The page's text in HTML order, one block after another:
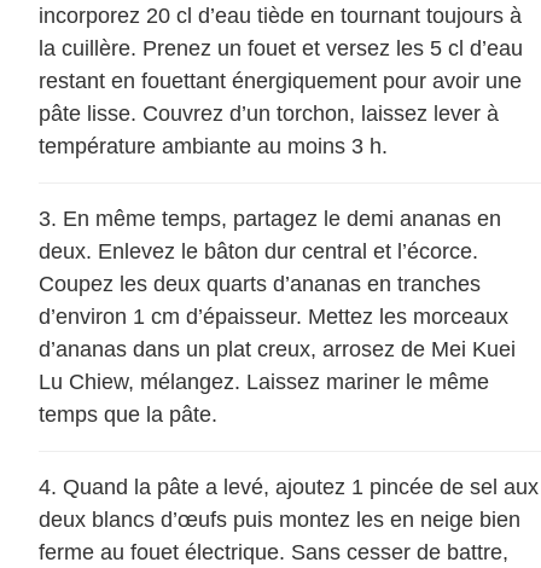
incorporez 20 cl d’eau tiède en tournant toujours à
la cuillère. Prenez un fouet et versez les 5 cl d’eau
restant en fouettant énergiquement pour avoir une
pâte lisse. Couvrez d’un torchon, laissez lever à
température ambiante au moins 3 h.
En même temps, partagez le demi ananas en
deux. Enlevez le bâton dur central et l’écorce.
Coupez les deux quarts d’ananas en tranches
d’environ 1 cm d’épaisseur. Mettez les morceaux
d’ananas dans un plat creux, arrosez de Mei Kuei
Lu Chiew, mélangez. Laissez mariner le même
temps que la pâte.
Quand la pâte a levé, ajoutez 1 pincée de sel aux
deux blancs d’œufs puis montez les en neige bien
ferme au fouet électrique. Sans cesser de battre,